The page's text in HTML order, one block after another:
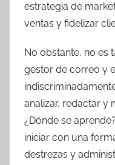
estrategia de
ventas y fidelizar
No obstante, no es
gestor de correo y
analizar, redactar y
¿Dónde se
iniciar con una
destrezas y